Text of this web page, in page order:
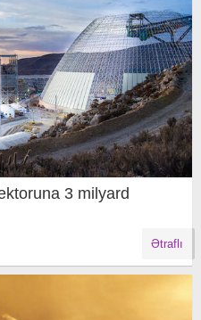
3 milyard
Ətraflı